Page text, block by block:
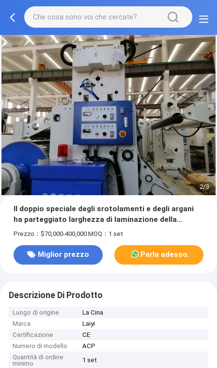
2/3
Il doppio speciale degli srotolamenti e degli argani
ha parteggiato larghezza di laminazione della
macchina 1100/1300/1600/2100/2400mm
Prezzo：$70,000-400,000 MOQ：1 set
Miglior prezzo Parla adesso.
Descrizione Di Prodotto
Luogo di origine
La Cina
Marca
Laiyi
Certificazione
CE
Numero di modello
ACP
Quantità di ordine
minimo
1 set